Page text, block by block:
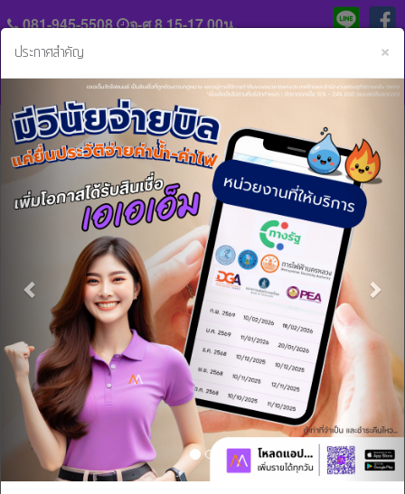
081-945-5508 จ-ศ 8.15-17.00น.
แจ้ง
หลัก
ฐาน
ชำระ
เชื่อ
และ
บริการ
ทางการ
เงิน
ประวัติ
ความ
เป็น
กับ
ติดต่อ
เรา
ข่าวสารและกิจกรรม ต้อนรับ! เทศกาลสงกรานต์
ต้อนรับ! เทศกาลสงกรานต์
01 เม.ย. 2567 08:57:06 น.
ดอกเบี้ยเริ่มต้น 0.75%*
เอเอเอ็ม จัดไฟแนนซ์ ให้บริการด้านสินเชื่อ จำนอง ขายฝาก
- ที่ดิน
- บ้าน
- รถทุกประเภท
- ทองคำ
ติดต่อช่องทางอื่นๆ เพิ่มเติมได้ที่
×
ประกาศสำคัญ
Previous